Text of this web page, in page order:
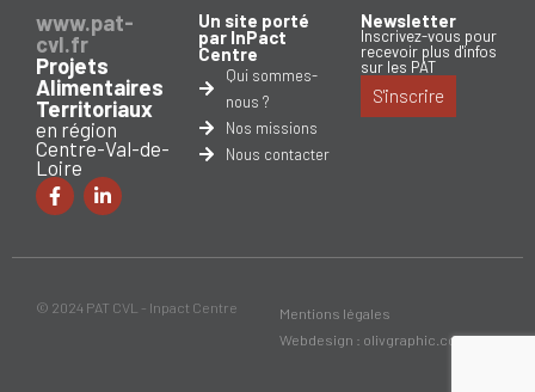
www.pat-
cvl.fr
Projets
Alimentaires
Territoriaux
en région
Centre-Val-de-
Loire
Un site porté
par InPact
Centre
Qui sommes-
nous ?
Nos missions
Nous contacter
Newsletter
Inscrivez-vous pour
recevoir plus d'infos
sur les PAT
S'inscrire
© 2024 PAT CVL - Inpact Centre
Mentions légales
Webdesign : olivgraphic.com